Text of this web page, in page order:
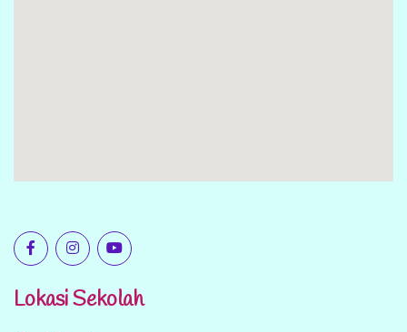
Lokasi Sekolah